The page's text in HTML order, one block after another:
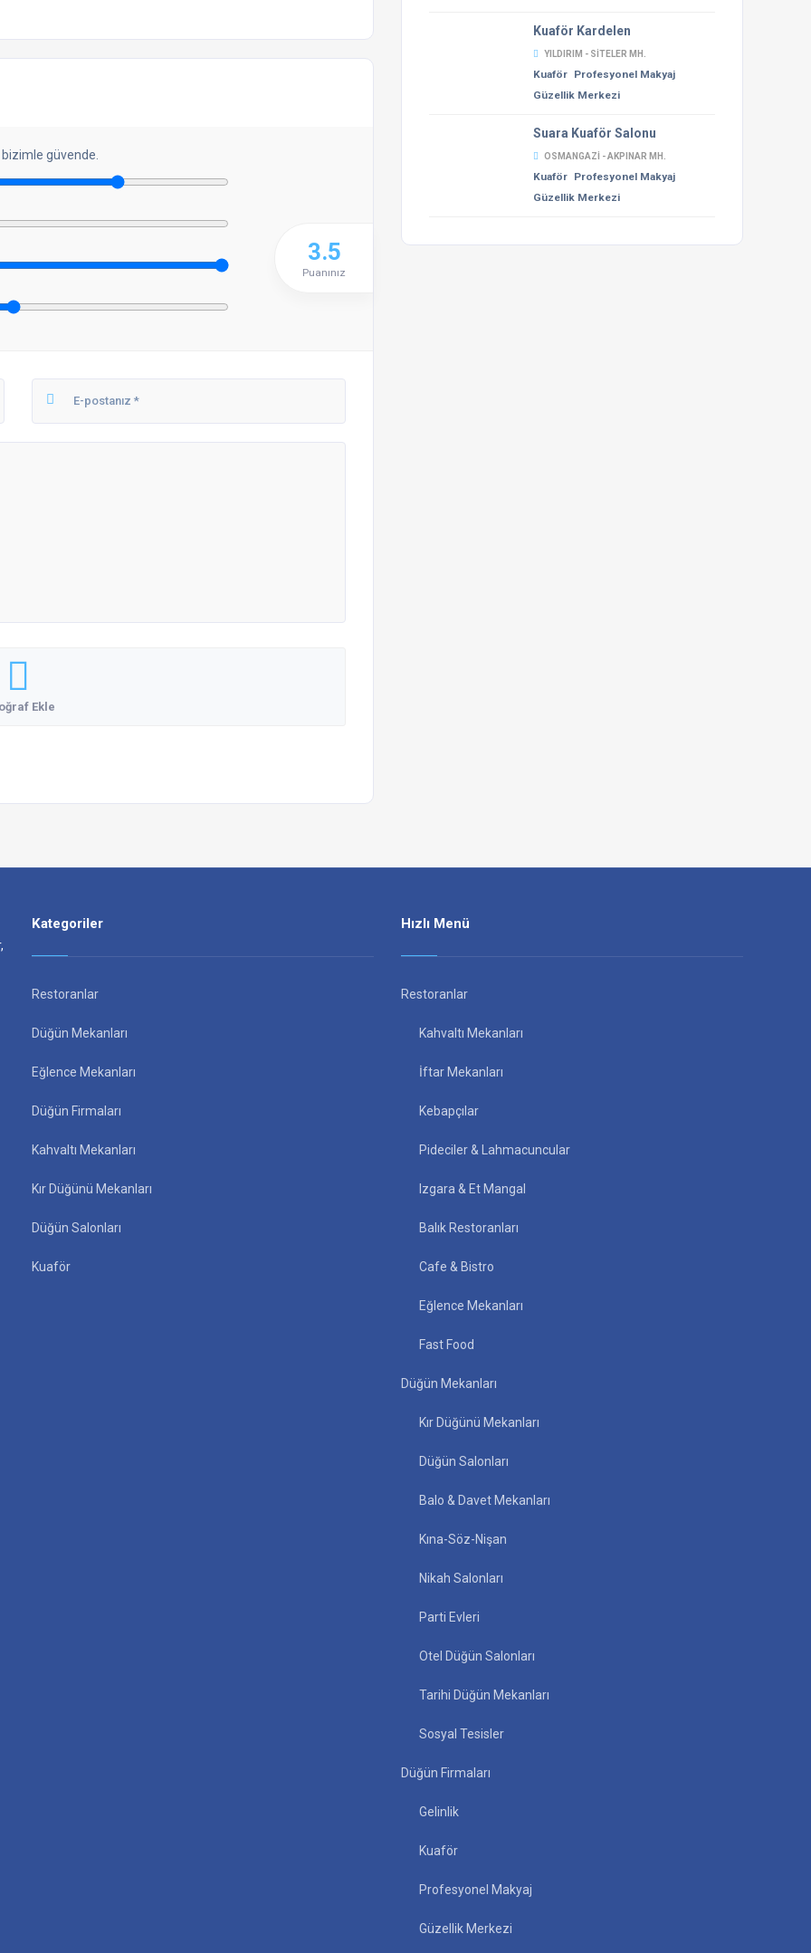
güvende.
3.5
Puanınız
Ekle
Kuaför Kardelen
YILDIRIM - SITELER MH.
Kuaför Profesyonel Makyaj
Güzellik Merkezi
Suara Kuaför Salonu
OSMANGAZI - AKPINAR MH.
Kuaför Profesyonel Makyaj
Güzellik Merkezi
Kategoriler
Restoranlar
Düğün Mekanları
Eğlence Mekanları
Düğün Firmaları
Kahvaltı Mekanları
Kır Düğünü Mekanları
Düğün Salonları
Kuaför
Hızlı Menü
Restoranlar
Kahvaltı Mekanları
İftar Mekanları
Kebapçılar
Pideciler & Lahmacuncular
Izgara & Et Mangal
Balık Restoranları
Cafe & Bistro
Eğlence Mekanları
Fast Food
Düğün Mekanları
Kır Düğünü Mekanları
Düğün Salonları
Balo & Davet Mekanları
Kına-Söz-Nişan
Nikah Salonları
Parti Evleri
Otel Düğün Salonları
Tarihi Düğün Mekanları
Sosyal Tesisler
Düğün Firmaları
Gelinlik
Kuaför
Profesyonel Makyaj
Güzellik Merkezi